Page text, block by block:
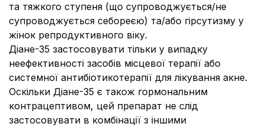
та тяжкого ступеня (що супроводжується/не
супроводжується себореєю) та/або гірсутизму у
жінок репродуктивного віку.
Діане-35 застосовувати тільки у випадку
неефективності засобів місцевої терапії або
системної антибіотикотерапії для лікування акне.
Оскільки Діане-35 є також гормональним
контрацептивом, цей препарат не слід
застосовувати в комбінації з іншими